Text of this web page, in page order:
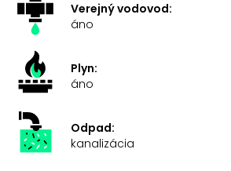
Verejný vodovod:
áno
Plyn:
áno
Odpad:
kanalizácia